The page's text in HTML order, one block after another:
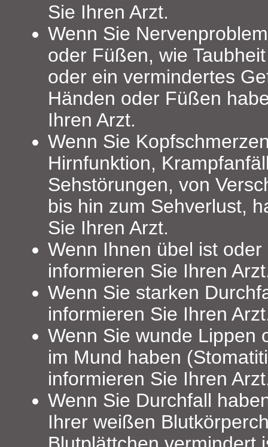
Sie Ihren Arzt.
Wenn Sie
oder Füßen, wie
oder ein vermindertes
Händen oder Füßen
Ihren Arzt.
Wenn Sie
Hirnfunktion,
Sehstörungen, von
bis hin zum Sehverlust,
Sie Ihren Arzt.
Wenn Ihnen übel ist
informieren Sie Ihren
Wenn Sie starken
informieren Sie Ihren
Wenn Sie wunde Lippen
im Mund haben
informieren Sie Ihren
Wenn Sie Durchfall
Ihrer weißen